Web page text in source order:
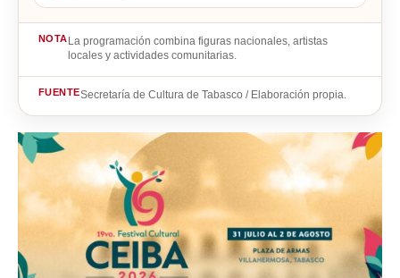
NOTA La programación combina figuras nacionales, artistas
locales y actividades comunitarias.
FUENTESecretaría de Cultura de Tabasco / Elaboración propia.